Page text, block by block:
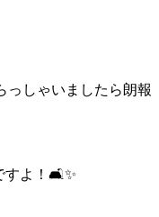
っしゃいましたら朗報
すよ！🛋✨